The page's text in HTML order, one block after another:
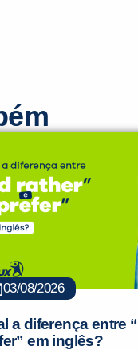
03/08/2026
a diferença entre
em inglês?